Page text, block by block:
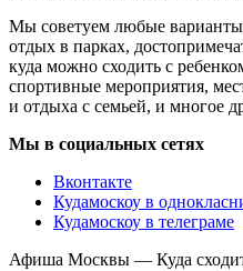
Мы советуем любые
отдых в парках,
куда можно сходить с
спортивные мероприятия,
и отдыха с семьей, и многое
Мы в социальных сетях
Вконтакте
Кудамоскоу в
Кудамоскоу в телеграме
Афиша Москвы — Куда